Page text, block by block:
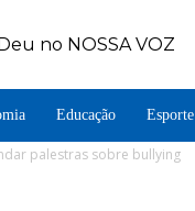
no NOSSA VOZ
Educação Esporte
palestras sobre bullying